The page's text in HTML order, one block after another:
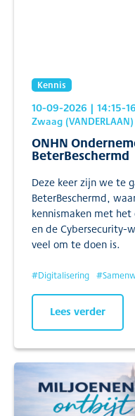
Kennis
10-09-2026 | 14:15-
Zwaag (VANDERLAAN)
ONHN
BeterBeschermd
Deze keer zijn we te
BeterBeschermd,
kennismaken met
en de Cybersecurity-
veel om te doen is.
#Digitalisering #
Lees verder